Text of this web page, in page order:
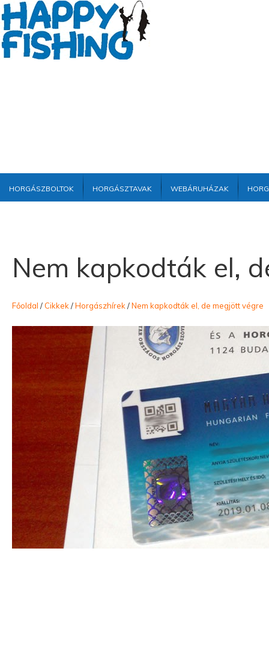
Horgászboltok Horgásztavak Webáruházak
Nem kapkodták el,
Főoldal / Cikkek /Horgászhírek /Nem kapkodták el, de megjött végre